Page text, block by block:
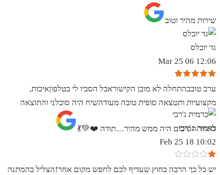
שירות מהיר וטוב
גד יובלס
12:06 06 Mar 25
ערב טובבהתחלה לא מובן הקישוראבל הסביו לי בטלפוןאיכות,
מקצועיות ותטצאה סופית טובה מעודהשיח היה סובלני והתוצאה
לאחר הסיכום היה ממש מהיר…תודה ❤️💚💃
כרמית ג’רבי
10:02 18 Feb 25
יש כל כך הרבה בחוץ שעדיף לכם לחפש מקום אחר!הצליל בהמתנה